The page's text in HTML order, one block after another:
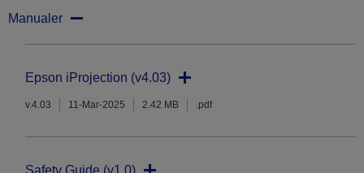
Manualer
Epson iProjection (v4.03)
v.4.03 11-Mar-2025 2.42 MB .pdf